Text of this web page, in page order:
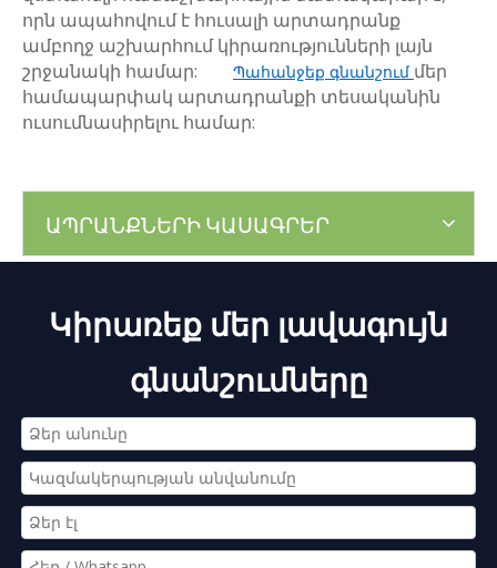
որն ապահովում է հուսալի արտադրանք
ամբողջ աշխարհում կիրառությունների լայն
շրջանակի համար: Պահանջեք գնանշում մեր
համապարփակ արտադրանքի տեսականին
ուսումնասիրելու համար:
ԱՊՐԱՆՔՆԵՐԻ ԿԱՍԱԳՐԵՐ
Կիրառեք մեր լավագույն
գնանշումները